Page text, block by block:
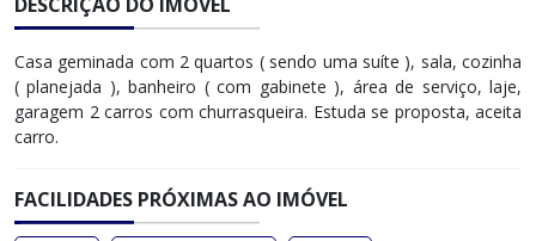
Casa geminada com 2 quartos ( sendo uma suíte ), sala, cozinha
( planejada ), banheiro ( com gabinete ), área de serviço, laje,
garagem 2 carros com churrasqueira. Estuda se proposta, aceita
carro.
FACILIDADES PRÓXIMAS AO IMÓVEL